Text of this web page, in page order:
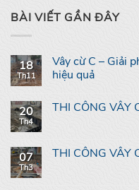
BÀI VIẾT GẦN ĐÂY
18
Th11
Vây cừ C – Giải
hiệu quả
20
Th4
THI CÔNG VÂY
07
Th3
THI CÔNG VÂY